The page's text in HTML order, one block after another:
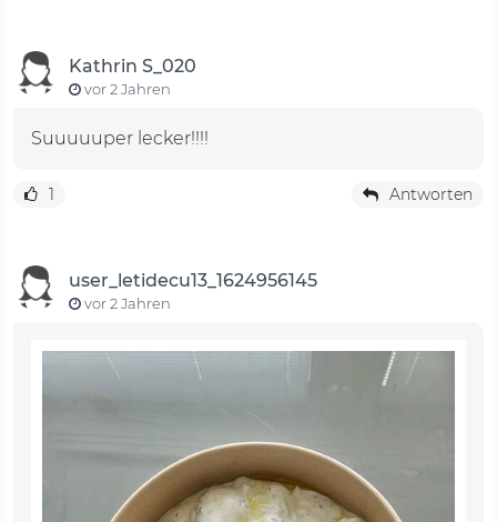
Kathrin S_020
vor 2 Jahren
Suuuuuper lecker!!!!
1 Antworten
user_letidecu13_1624956145
vor 2 Jahren